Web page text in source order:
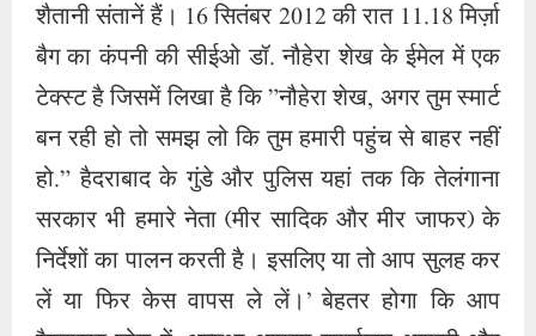
शैतानी संतानें हैं। 16 सितंबर 2012 की रात 11.18 मिर्ज़ा
बैग का कंपनी की सीईओ डॉ. नौहेरा शेख के ईमेल में एक
टेक्स्ट है जिसमें लिखा है कि ”नौहेरा शेख, अगर तुम स्मार्ट
बन रही हो तो समझ लो कि तुम हमारी पहुंच से बाहर नहीं
हो.” हैदराबाद के गुंडे और पुलिस यहां तक ​​कि तेलंगाना
सरकार भी हमारे नेता (मीर सादिक और मीर जाफर) के
निर्देशों का पालन करती है। इसलिए या तो आप सुलह कर
लें या फिर केस वापस ले लें।’ बेहतर होगा कि आप